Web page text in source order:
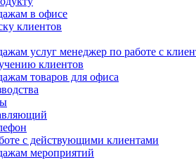
в офисе
клиентов
услуг менеджер по работе с
клиентов
товаров для офиса
с действующими клиентами
мероприятий